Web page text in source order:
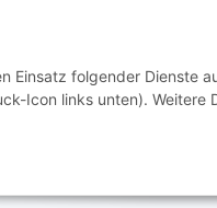
Einsatz folgender Dienste
Icon links unten). Weitere